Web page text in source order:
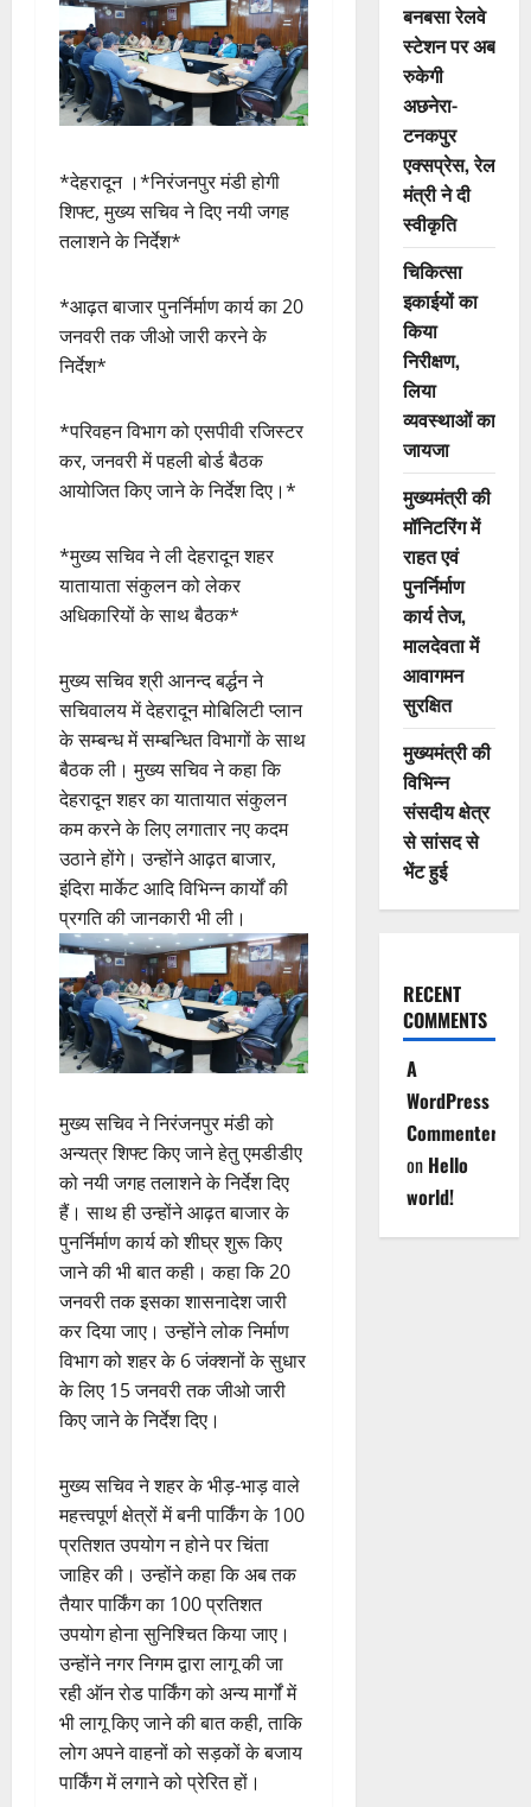
*देहरादून ।*निरंजनपुर मंडी होगी
शिफ्ट, मुख्य सचिव ने दिए नयी जगह
तलाशने के निर्देश*
*आढ़त बाजार पुनर्निर्माण कार्य का 20
जनवरी तक जीओ जारी करने के
निर्देश*
*परिवहन विभाग को एसपीवी रजिस्टर
कर, जनवरी में पहली बोर्ड बैठक
आयोजित किए जाने के निर्देश दिए।*
*मुख्य सचिव ने ली देहरादून शहर
यातायाता संकुलन को लेकर
अधिकारियों के साथ बैठक*
मुख्य सचिव श्री आनन्द बर्द्धन ने
सचिवालय में देहरादून मोबिलिटी प्लान
के सम्बन्ध में सम्बन्धित विभागों के साथ
बैठक ली। मुख्य सचिव ने कहा कि
देहरादून शहर का यातायात संकुलन
कम करने के लिए लगातार नए कदम
उठाने होंगे। उन्होंने आढ़त बाजार,
इंदिरा मार्केट आदि विभिन्न कार्यों की
प्रगति की जानकारी भी ली।
मुख्य सचिव ने निरंजनपुर मंडी को
अन्यत्र शिफ्ट किए जाने हेतु एमडीडीए
को नयी जगह तलाशने के निर्देश दिए
हैं। साथ ही उन्होंने आढ़त बाजार के
पुनर्निर्माण कार्य को शीघ्र शुरू किए
जाने की भी बात कही। कहा कि 20
जनवरी तक इसका शासनादेश जारी
कर दिया जाए। उन्होंने लोक निर्माण
विभाग को शहर के 6 जंक्शनों के सुधार
के लिए 15 जनवरी तक जीओ जारी
किए जाने के निर्देश दिए।
मुख्य सचिव ने शहर के भीड़-भाड़ वाले
महत्त्वपूर्ण क्षेत्रों में बनी पार्किंग के 100
प्रतिशत उपयोग न होने पर चिंता
जाहिर की। उन्होंने कहा कि अब तक
तैयार पार्किंग का 100 प्रतिशत
उपयोग होना सुनिश्चित किया जाए।
उन्होंने नगर निगम द्वारा लागू की जा
रही ऑन रोड पार्किंग को अन्य मार्गों में
भी लागू किए जाने की बात कही, ताकि
लोग अपने वाहनों को सड़कों के बजाय
पार्किंग में लगाने को प्रेरित हों।
बनबसा रेलवे
स्टेशन पर अब
रुकेगी
अछनेरा-
टनकपुर
एक्सप्रेस, रेल
मंत्री ने दी
स्वीकृति
चिकित्सा
इकाईयों का
किया
निरीक्षण,
लिया
व्यवस्थाओं का
जायजा
मुख्यमंत्री की
मॉनिटरिंग में
राहत एवं
पुनर्निर्माण
कार्य तेज,
मालदेवता में
आवागमन
सुरक्षित
मुख्यमंत्री की
विभिन्न
संसदीय क्षेत्र
से सांसद से
भेंट हुई
RECENT
COMMENTS
A
WordPress
Commenter
on Hello
world!